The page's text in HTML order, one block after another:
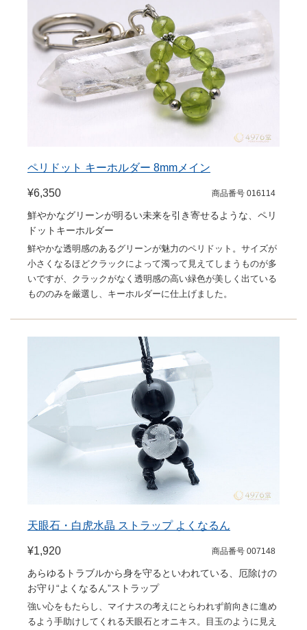
ペリドット キーホルダー 8mmメイン
¥6,350 商品番号 016114
鮮やかなグリーンが明るい未来を引き寄せるような、ペリ
ドットキーホルダー
鮮やかな透明感のあるグリーンが魅力のペリドット。サイズが
小さくなるほどクラックによって濁って見えてしまうものが多
いですが、クラックがなく透明感の高い緑色が美しく出ている
もののみを厳選し、キーホルダーに仕上げました。
天眼石・白虎水晶 ストラップ よくなるん
¥1,920 商品番号 007148
あらゆるトラブルから身を守るといわれている、厄除けの
お守り“よくなるん”ストラップ
強い心をもたらし、マイナスの考えにとらわれず前向きに進め
るよう手助けしてくれる天眼石とオニキス。目玉のように見え